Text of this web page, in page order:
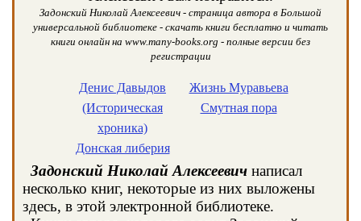
Задонский Николай Алексеевич - страница автора в Большой
универсальной библиотеке - скачать книги бесплатно и читать
книги онлайн на www.many-books.org - полные версии без
регистрации
Денис Давыдов
(Историческая
хроника)
Донская либерия
Жизнь Муравьева
Смутная пора
Задонский Николай Алексеевич написал
несколько книг, некоторые из них выложены
здесь, в этой электронной библиотеке.